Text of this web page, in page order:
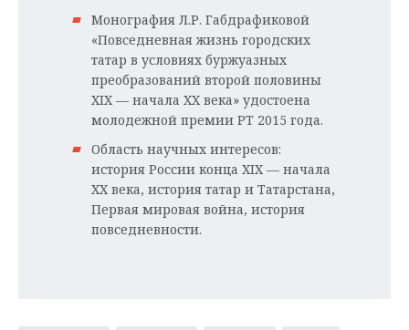
Монография Л.Р. Габдрафиковой
«Повседневная жизнь городских
татар в условиях буржуазных
преобразований второй половины
XIX — начала XX века» удостоена
молодежной премии РТ 2015 года.
Область научных интересов:
история России конца XIX — начала
XX века, история татар и Татарстана,
Первая мировая война, история
повседневности.